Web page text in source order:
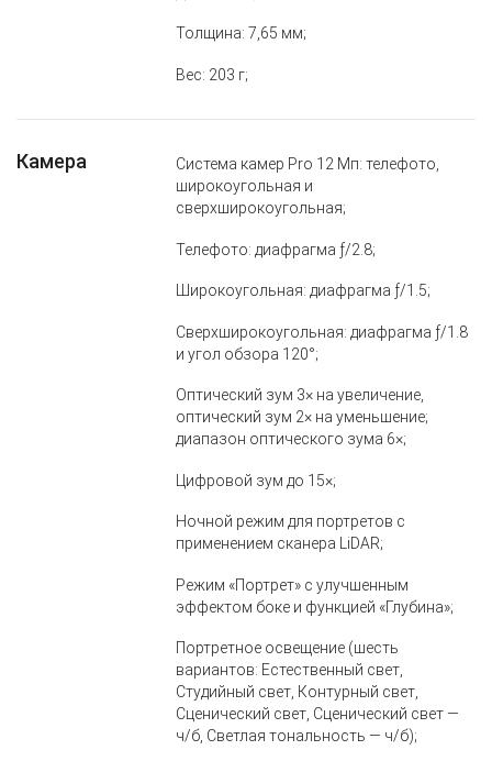
Толщина: 7,65 мм;
Вес: 203 г;
Камера
Система камер Pro 12 Мп: телефото,
широкоугольная и
сверхширокоугольная;
Телефото: диафрагма ƒ/2.8;
Широкоугольная: диафрагма ƒ/1.5;
Сверхширокоугольная: диафрагма ƒ/1.8
и угол обзора 120°;
Оптический зум 3× на увеличение,
оптический зум 2× на уменьшение;
диапазон оптического зума 6×;
Цифровой зум до 15×;
Ночной режим для портретов с
применением сканера LiDAR;
Режим «Портрет» с улучшенным
эффектом боке и функцией «Глубина»;
Портретное освещение (шесть
вариантов: Естественный свет,
Студийный свет, Контурный свет,
Сценический свет, Сценический свет —
ч/б, Светлая тональность — ч/б);